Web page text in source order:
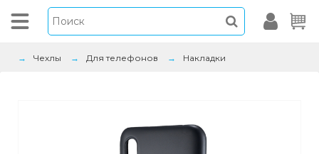
Чехлы Для телефонов Накладки